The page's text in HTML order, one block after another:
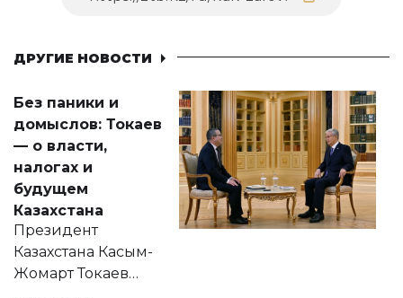
ДРУГИЕ НОВОСТИ
Без паники и
домыслов: Токаев
— о власти,
налогах и
будущем
Казахстана
Президент
Казахстана Касым-
Жомарт Токаев